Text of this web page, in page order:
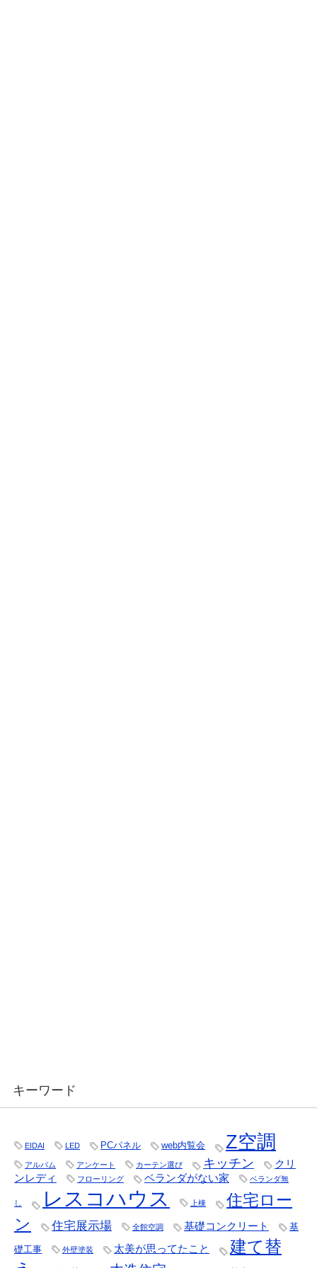
キーワード
EIDAI LED PCパネル web内覧会 Z空調
アルバム アンケート カーテン選び キッチン
クリ
ンレディ
フローリング ベランダがない家 ベランダ無
し レスコハウス 上棟
住宅ロー
ン
住宅展示場 全館空調 基礎コンクリート 基
礎工事 外壁塗装 太美が思ってたこと
建て替